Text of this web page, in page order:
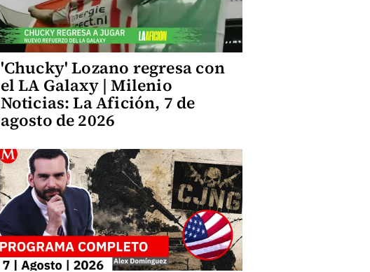
'Chucky' Lozano regresa con
el LA Galaxy | Milenio
Noticias: La Afición, 7 de
agosto de 2026